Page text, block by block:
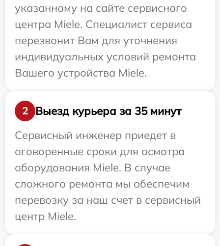
указанному на сайте сервисного
центра Miele. Специалист сервиса
перезвонит Вам для уточнения
индивидуальных условий ремонта
Вашего устройства Miele.
2
Выезд курьера за 35 минут
Сервисный инженер приедет в
оговоренные сроки для осмотра
оборудования Miele. В случае
сложного ремонта мы обеспечим
перевозку за наш счет в сервисный
центр Miele.